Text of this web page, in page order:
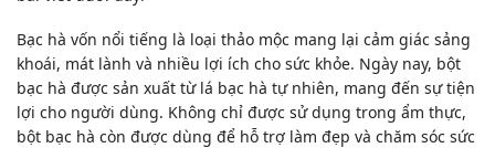
Bạc hà vốn nổi tiếng là loại thảo mộc mang lại cảm giác sảng
khoái, mát lành và nhiều lợi ích cho sức khỏe. Ngày nay, bột
bạc hà được sản xuất từ lá bạc hà tự nhiên, mang đến sự tiện
lợi cho người dùng. Không chỉ được sử dụng trong ẩm thực,
bột bạc hà còn được dùng để hỗ trợ làm đẹp và chăm sóc sức